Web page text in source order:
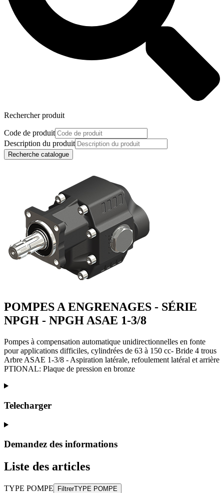
Rechercher produit
Code de produit
Description du produit
Recherche catalogue
POMPES A ENGRENAGES - SÉRIE
NPGH - NPGH ASAE 1-3/8
Pompes à compensation automatique unidirectionnelles en fonte
pour applications difficiles, cylindrées de 63 à 150 cc- Bride 4 trous
Arbre ASAE 1-3/8 - Aspiration latérale, refoulement latéral et arrière
PTIONAL: Plaque de pression en bronze
Telecharger
Demandez des informations
Liste des articles
TYPE POMPE FiltrerTYPE POMPE